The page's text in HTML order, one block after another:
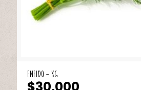
ENELDO – KG